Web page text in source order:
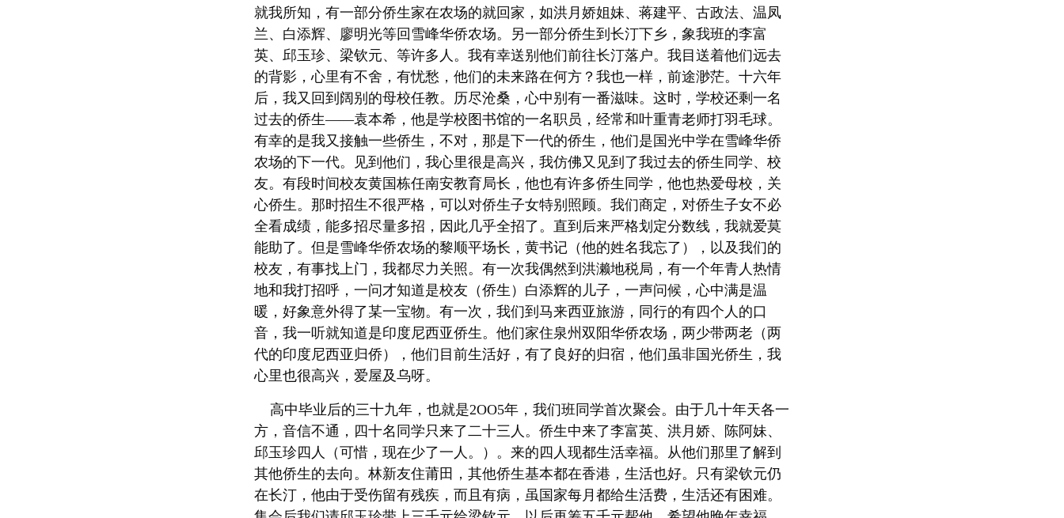
就我所知，有一部分侨生家在农场的就回家，如洪月娇姐妹、蒋建平、古政法、温凤
兰、白添辉、廖明光等回雪峰华侨农场。另一部分侨生到长汀下乡，象我班的李富
英、邱玉珍、梁钦元、等许多人。我有幸送别他们前往长汀落户。我目送着他们远去
的背影，心里有不舍，有忧愁，他们的未来路在何方？我也一样，前途渺茫。十六年
后，我又回到阔别的母校任教。历尽沧桑，心中别有一番滋味。这时，学校还剩一名
过去的侨生――袁本希，他是学校图书馆的一名职员，经常和叶重青老师打羽毛球。
有幸的是我又接触一些侨生，不对，那是下一代的侨生，他们是国光中学在雪峰华侨
农场的下一代。见到他们，我心里很是高兴，我仿佛又见到了我过去的侨生同学、校
友。有段时间校友黄国栋任南安教育局长，他也有许多侨生同学，他也热爱母校，关
心侨生。那时招生不很严格，可以对侨生子女特别照顾。我们商定，对侨生子女不必
全看成绩，能多招尽量多招，因此几乎全招了。直到后来严格划定分数线，我就爱莫
能助了。但是雪峰华侨农场的黎顺平场长，黄书记（他的姓名我忘了），以及我们的
校友，有事找上门，我都尽力关照。有一次我偶然到洪濑地税局，有一个年青人热情
地和我打招呼，一问才知道是校友（侨生）白添辉的儿子，一声问候，心中满是温
暖，好象意外得了某一宝物。有一次，我们到马来西亚旅游，同行的有四个人的口
音，我一听就知道是印度尼西亚侨生。他们家住泉州双阳华侨农场，两少带两老（两
代的印度尼西亚归侨），他们目前生活好，有了良好的归宿，他们虽非国光侨生，我
心里也很高兴，爱屋及乌呀。
高中毕业后的三十九年，也就是2OO5年，我们班同学首次聚会。由于几十年天各一
方，音信不通，四十名同学只来了二十三人。侨生中来了李富英、洪月娇、陈阿妹、
邱玉珍四人（可惜，现在少了一人。）。来的四人现都生活幸福。从他们那里了解到
其他侨生的去向。林新友住莆田，其他侨生基本都在香港，生活也好。只有梁钦元仍
在长汀，他由于受伤留有残疾，而且有病，虽国家每月都给生活费，生活还有困难。